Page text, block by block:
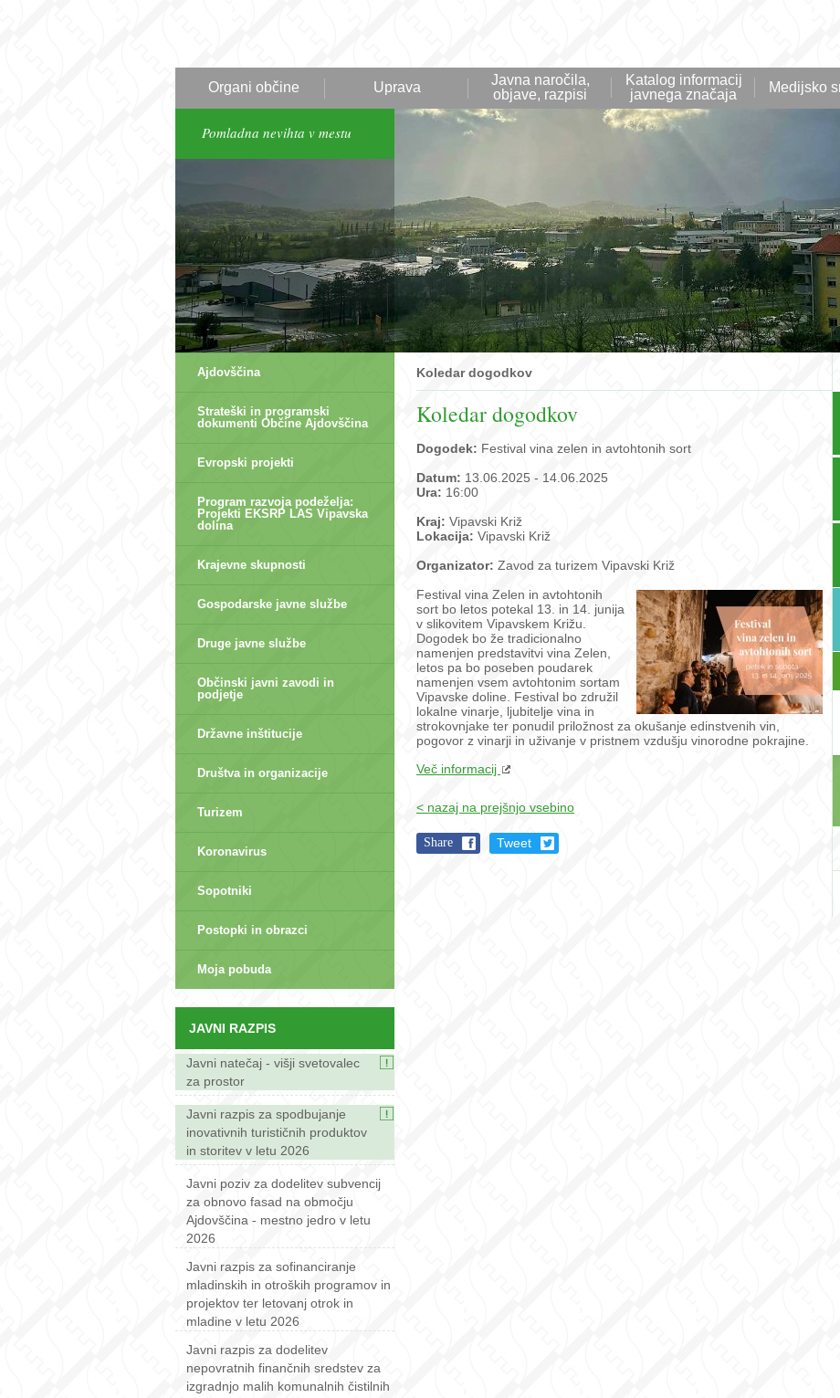
Organi občine Uprava
Javna naročila,
objave, razpisi
Katalog informacij
javnega značaja
Medijsko
Pomladna nevihta v mestu
Ajdovščina
Strateški in programski
dokumenti Občine Ajdovščina
Evropski projekti
Program razvoja podeželja:
Projekti EKSRP LAS Vipavska
dolina
Krajevne skupnosti
Gospodarske javne službe
Druge javne službe
Občinski javni zavodi in
podjetje
Državne inštitucije
Društva in organizacije
Turizem
Koronavirus
Sopotniki
Postopki in obrazci
Moja pobuda
JAVNI RAZPIS
Javni natečaj - višji svetovalec
za prostor
Javni razpis za spodbujanje
inovativnih turističnih produktov
in storitev v letu 2026
Javni poziv za dodelitev subvencij
za obnovo fasad na območju
Ajdovščina - mestno jedro v letu
2026
Javni razpis za sofinanciranje
mladinskih in otroških programov in
projektov ter letovanj otrok in
mladine v letu 2026
Javni razpis za dodelitev
nepovratnih finančnih sredstev za
izgradnjo malih komunalnih čistilnih
Koledar dogodkov
Koledar dogodkov
Dogodek: Festival vina zelen in avtohtonih sort
Datum: 13.06.2025 - 14.06.2025
Ura: 16:00
Kraj: Vipavski Križ
Lokacija: Vipavski Križ
Organizator: Zavod za turizem Vipavski Križ
Festival vina Zelen in avtohtonih
sort bo letos potekal 13. in 14. junija
v slikovitem Vipavskem Križu.
Dogodek bo že tradicionalno
namenjen predstavitvi vina Zelen,
letos pa bo poseben poudarek
namenjen vsem avtohtonim sortam
Vipavske doline. Festival bo združil
lokalne vinarje, ljubitelje vina in
strokovnjake ter ponudil priložnost za okušanje edinstvenih vin,
pogovor z vinarji in uživanje v pristnem vzdušju vinorodne pokrajine.
Več informacij
< nazaj na prejšnjo vsebino
Share Tweet